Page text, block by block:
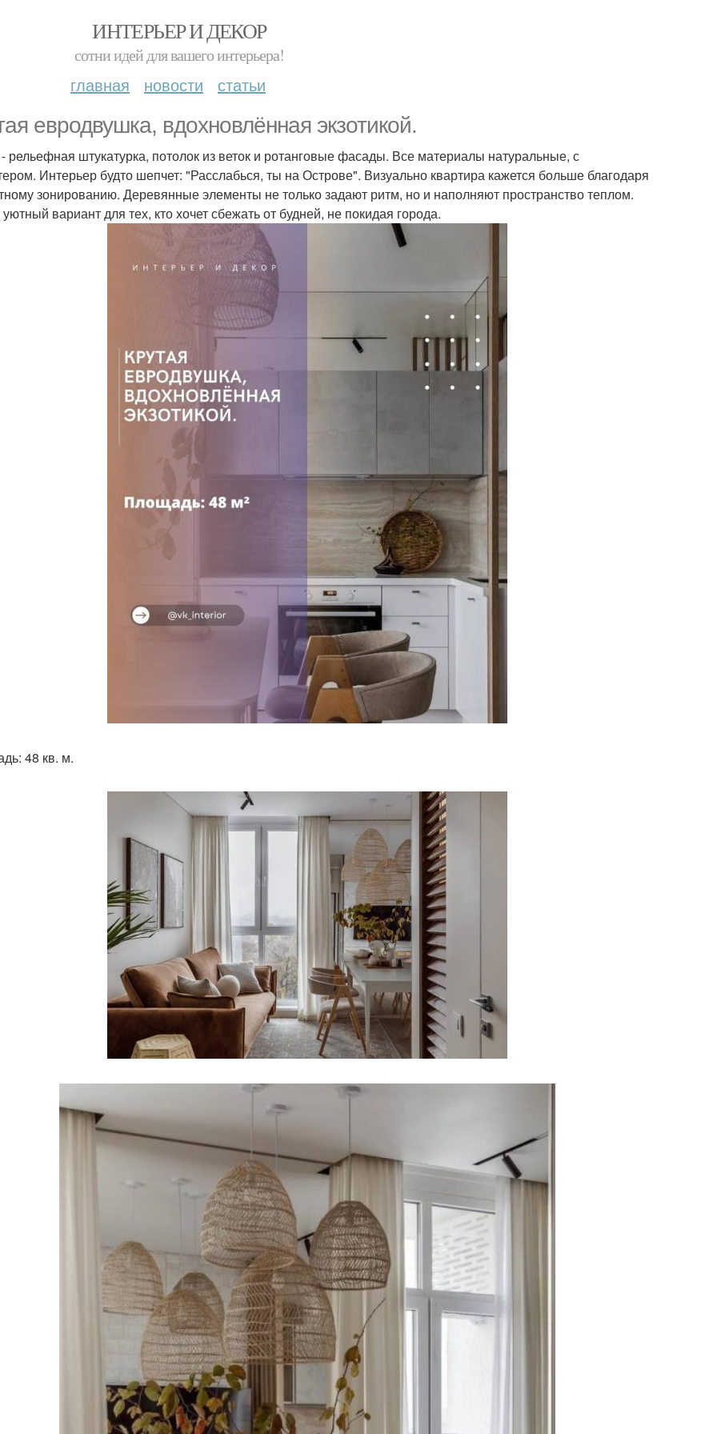
ИНТЕРЬЕР И ДЕКОР
сотни идей для вашего интерьера!
главная новости статьи
евродвушка, вдохновлённая экзотикой.
рельефная штукатурка, потолок из веток и ротанговые фасады. Все материалы натуральные, с
Интерьер будто шепчет: "Расслабься, ты на Острове". Визуально квартира кажется больше благодаря
зонированию. Деревянные элементы не только задают ритм, но и наполняют пространство теплом.
вариант для тех, кто хочет сбежать от будней, не покидая города.
48 кв. м.